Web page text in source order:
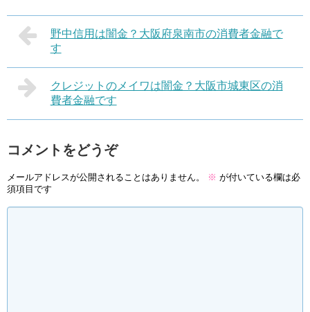
野中信用は闇金？大阪府泉南市の消費者金融で
す
クレジットのメイワは闇金？大阪市城東区の消
費者金融です
コメントをどうぞ
メールアドレスが公開されることはありません。 ※ が付いている欄は必
須項目です